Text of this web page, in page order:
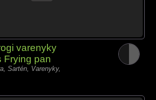
varenyky
Frying pan
Sartén, Varenyky,